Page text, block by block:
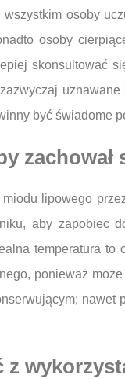
osoby
osoby
skonsultować
być świadome
zachował
lipowego
aby
temperatura
ponieważ